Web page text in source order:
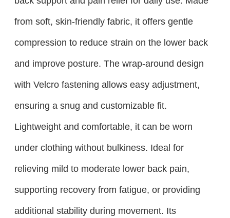
from soft, skin-friendly fabric, it offers gentle
compression to reduce strain on the lower back
and improve posture. The wrap-around design
with Velcro fastening allows easy adjustment,
ensuring a snug and customizable fit.
Lightweight and comfortable, it can be worn
under clothing without bulkiness. Ideal for
relieving mild to moderate lower back pain,
supporting recovery from fatigue, or providing
additional stability during movement. Its